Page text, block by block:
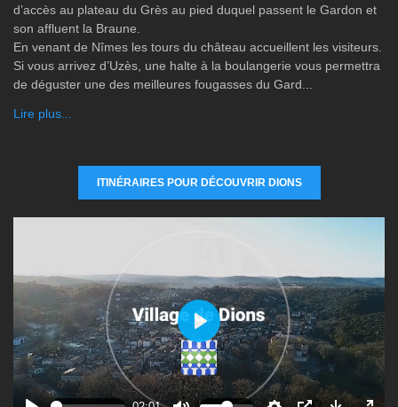
d’accès au plateau du Grès au pied duquel passent le Gardon et
son affluent la Braune.
En venant de Nîmes les tours du château accueillent les visiteurs.
Si vous arrivez d’Uzès, une halte à la boulangerie vous permettra
de déguster une des meilleures fougasses du Gard...
Lire plus...
ITINÉRAIRES POUR DÉCOUVRIR DIONS
P
l
a
y